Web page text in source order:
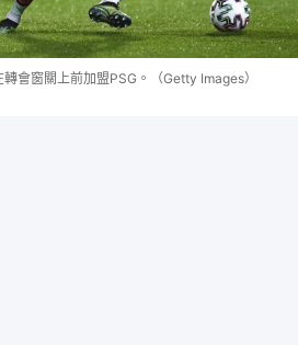
會窗關上前加盟PSG。（Getty Images）